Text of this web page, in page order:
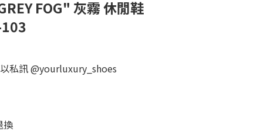
FOG" 灰霧 休閒鞋
私訊 @yourluxury_shoes
換